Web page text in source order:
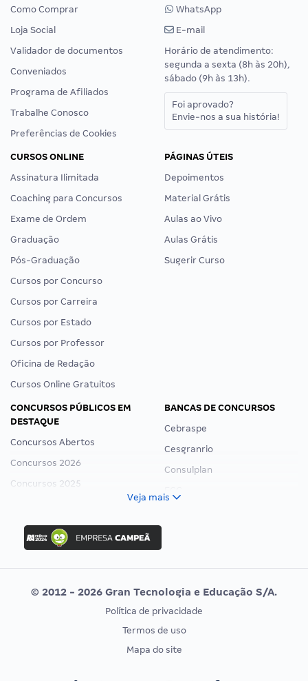
Como Comprar
Loja Social
Validador de documentos
Conveniados
Programa de Afiliados
Trabalhe Conosco
Preferências de Cookies
WhatsApp
E-mail
Horário de atendimento:
segunda a sexta (8h às 20h),
sábado (9h às 13h).
Foi aprovado?
Envie-nos a sua história!
CURSOS ONLINE
Assinatura Ilimitada
Coaching para Concursos
Exame de Ordem
Graduação
Pós-Graduação
Cursos por Concurso
Cursos por Carreira
Cursos por Estado
Cursos por Professor
Oficina de Redação
Cursos Online Gratuitos
PÁGINAS ÚTEIS
Depoimentos
Material Grátis
Aulas ao Vivo
Aulas Grátis
Sugerir Curso
CONCURSOS PÚBLICOS EM
DESTAQUE
Concursos Abertos
Concursos 2026
Concursos 2025
Concurso Ibama
Concurso MPU
Editais publicados
BANCAS DE CONCURSOS
Cebraspe
Cesgranrio
Consulplan
Vunesp
CONCURSOS POR PROFISSÃO
EXAME DE ORDEM
Veja mais
© 2012 - 2026 Gran Tecnologia e Educação S/A.
Política de privacidade
Termos de uso
Mapa do site